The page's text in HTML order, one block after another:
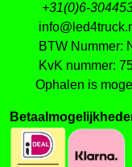
+31(0)6-
BTW Nummer:
KvK nummer:
Ophalen is